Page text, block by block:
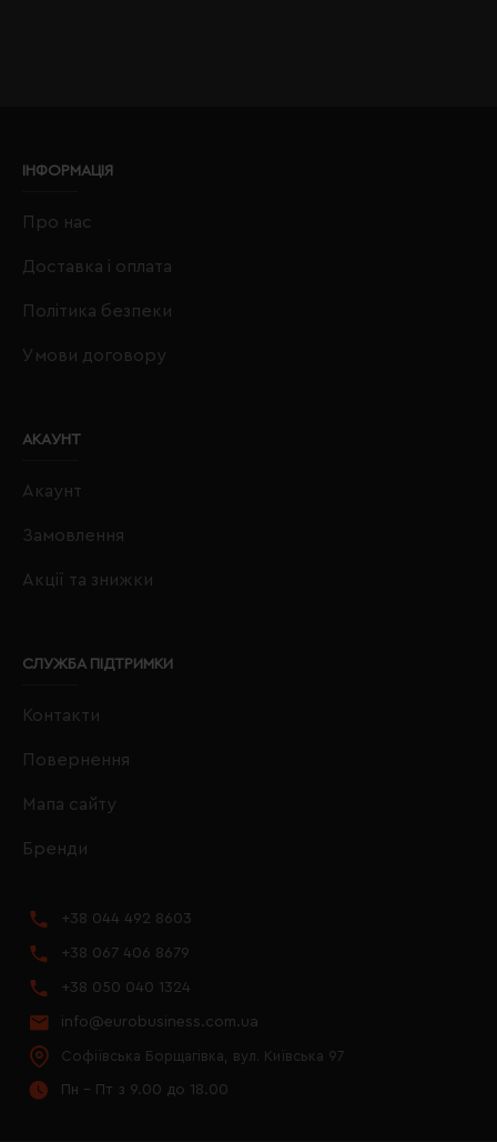
ІНФОРМАЦІЯ
Про нас
Доставка і оплата
Політика безпеки
Умови договору
АКАУНТ
Акаунт
Замовлення
Акції та знижки
СЛУЖБА ПІДТРИМКИ
Контакти
Повернення
Мапа сайту
Бренди
+38 044 492 8603
+38 067 406 8679
+38 050 040 1324
info@eurobusiness.com.ua
Софіївська Борщагівка, вул. Київська 97
Пн - Пт з 9.00 до 18.00